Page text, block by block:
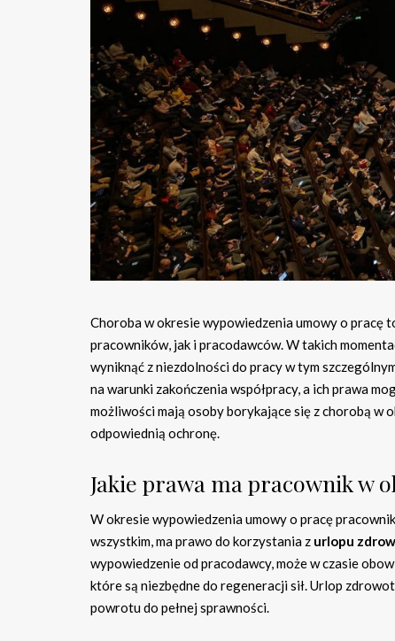
Choroba w okresie wypowiedzenia umowy o
pracowników, jak i pracodawców. W takich
wyniknąć z niezdolności do pracy w tym
na warunki zakończenia współpracy, a ich prawa
możliwości mają osoby borykające się z chorobą w
odpowiednią ochronę.
Jakie prawa ma pracownik w
W okresie wypowiedzenia umowy o pracę
wszystkim, ma prawo do korzystania z urlopu
wypowiedzenie od pracodawcy, może w czasie
które są niezbędne do regeneracji sił. Urlop
powrotu do pełnej sprawności.